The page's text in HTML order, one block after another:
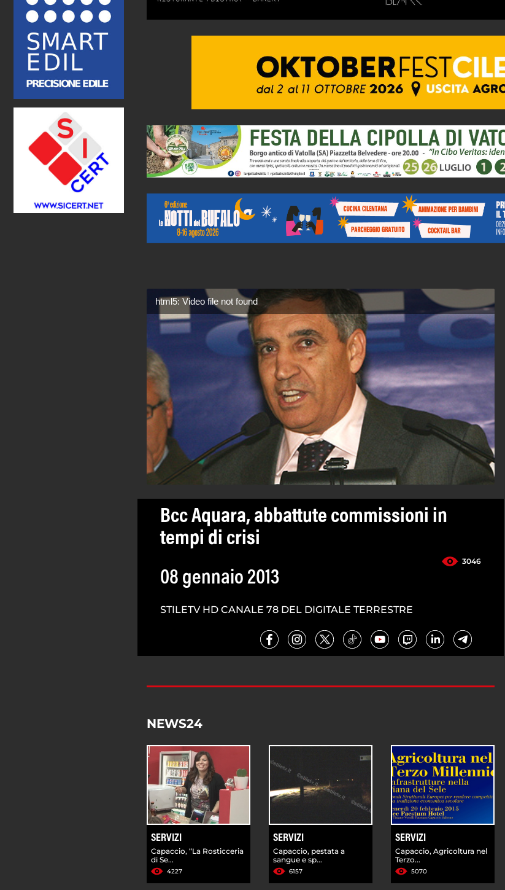
html5: Video file not found
Bcc Aquara, abbattute commissioni in
tempi di crisi
3046
08 gennaio 2013
STILETV HD CANALE 78 DEL DIGITALE TERRESTRE
NEWS24
SERVIZI
Capaccio, “La Rosticceria
di Se...
4227
SERVIZI
Capaccio, pestata a
sangue e sp...
6157
SERVIZI
Capaccio, Agricoltura nel
Terzo...
5070